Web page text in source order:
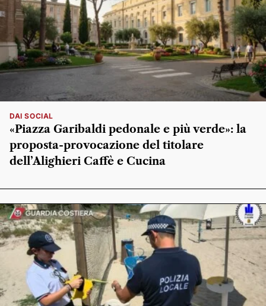
DAI SOCIAL
«Piazza Garibaldi pedonale e più verde»: la
proposta-provocazione del titolare
dell’Alighieri Caffè e Cucina